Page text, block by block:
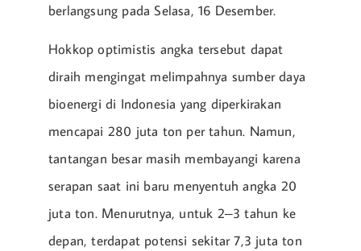
berlangsung pada Selasa, 16 Desember.
Hokkop optimistis angka tersebut dapat
diraih mengingat melimpahnya sumber daya
bioenergi di Indonesia yang diperkirakan
mencapai 280 juta ton per tahun. Namun,
tantangan besar masih membayangi karena
serapan saat ini baru menyentuh angka 20
juta ton. Menurutnya, untuk 2–3 tahun ke
depan, terdapat potensi sekitar 7,3 juta ton